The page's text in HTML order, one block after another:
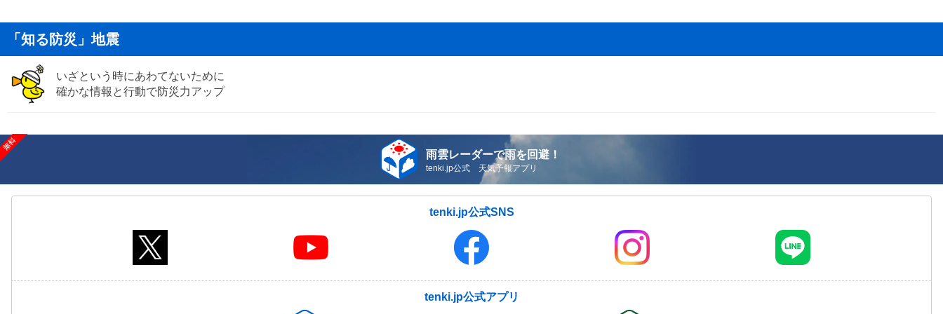
「知る防災」地震
いざという時にあわてないために
確かな情報と行動で防災力アップ
雨雲レーダーで雨を回避！
tenki.jp公式 天気予報アプリ
tenki.jp公式SNS
tenki.jp公式アプリ